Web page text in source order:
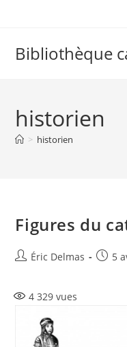
Bibliothèque
historien
> historien
Figures du
Auteur/autrice
publication :
Éric Delmas 5
4 329 vues